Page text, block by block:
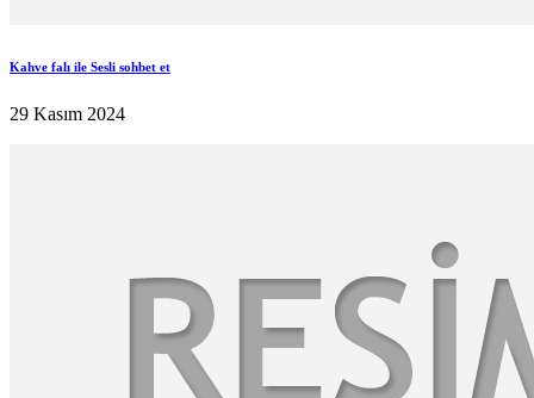
Kahve falı ile Sesli sohbet et
29 Kasım 2024